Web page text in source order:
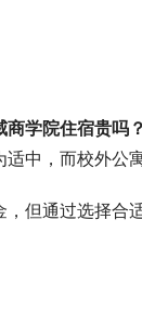
商学院住宿贵吗？
中，而校外公
但通过选择合